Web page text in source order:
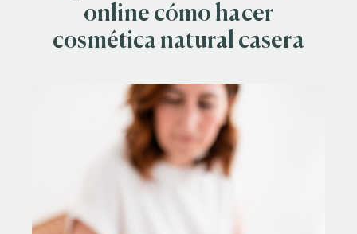
online cómo hacer
cosmética natural casera